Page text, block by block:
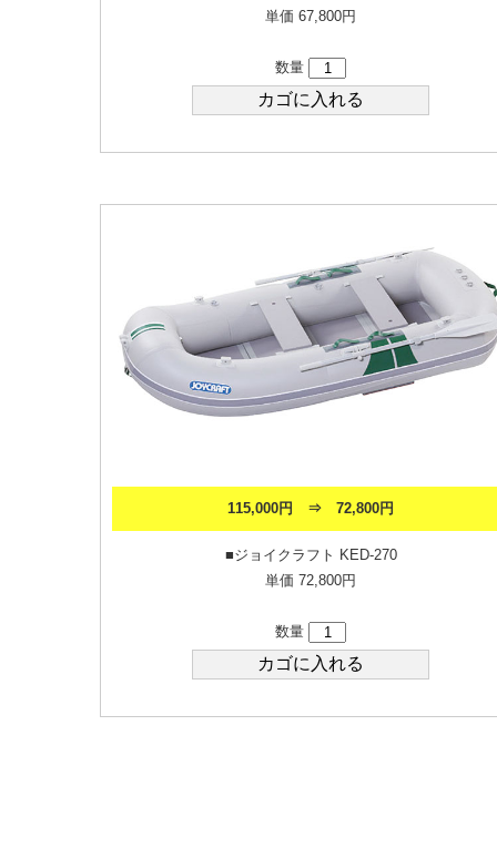
単価 67,800円
数量
115,000円 ⇒ 72,800円
■ジョイクラフト KED-270
単価 72,800円
数量